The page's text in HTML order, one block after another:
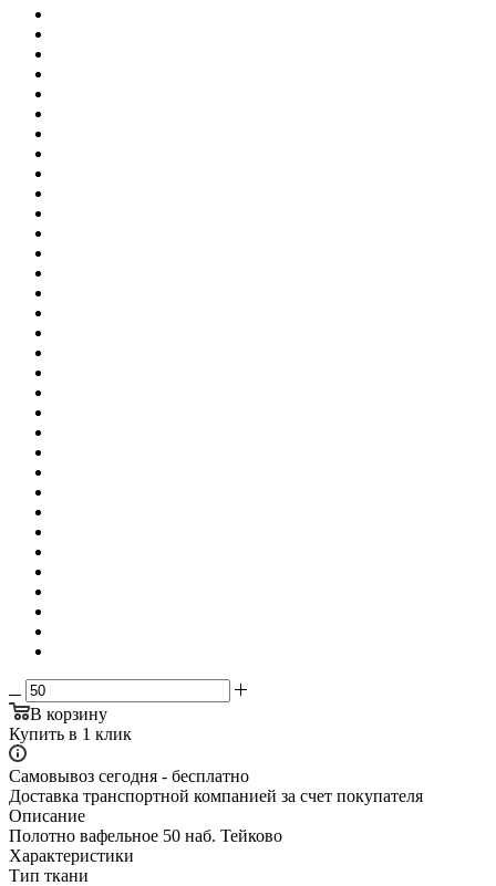
В корзину
Купить в 1 клик
Самовывоз сегодня - бесплатно
Доставка транспортной компанией за счет покупателя
Описание
Полотно вафельное 50 наб. Тейково
Характеристики
Тип ткани